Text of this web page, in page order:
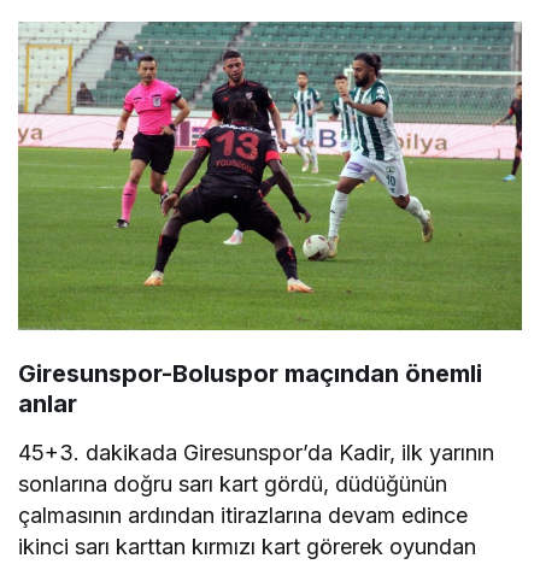
Giresunspor-Boluspor maçından önemli
anlar
45+3. dakikada Giresunspor’da Kadir, ilk yarının
sonlarına doğru sarı kart gördü, düdüğünün
çalmasının ardından itirazlarına devam edince
ikinci sarı karttan kırmızı kart görerek oyundan